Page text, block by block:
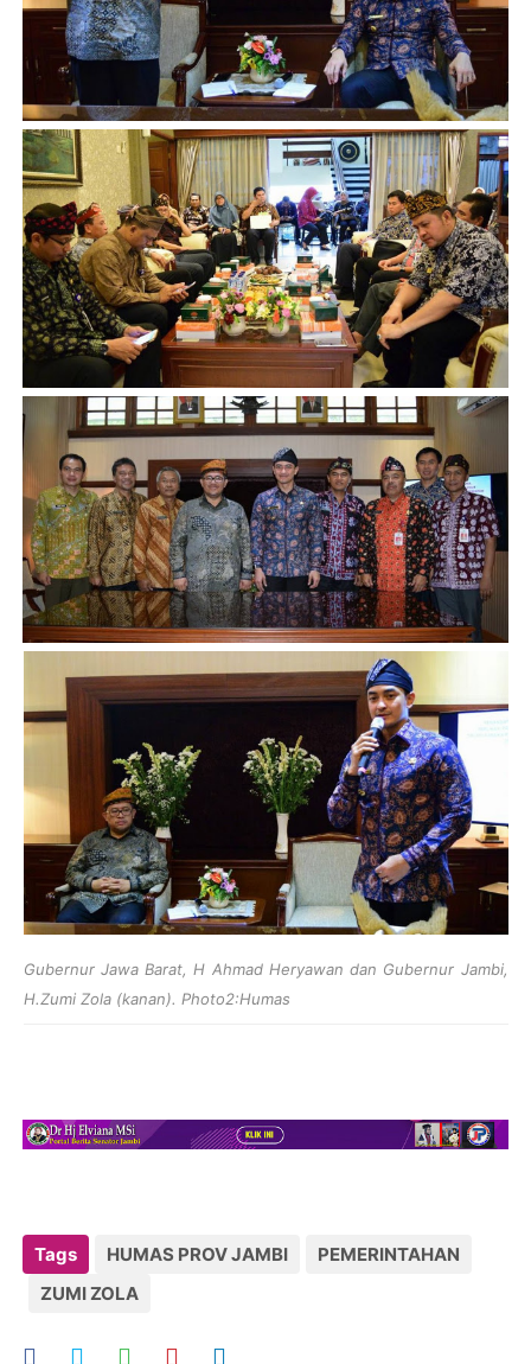
Gubernur Jawa Barat, H Ahmad Heryawan dan Gubernur Jambi,
H.Zumi Zola (kanan). Photo2:Humas
Tags HUMAS PROV JAMBI
PEMERINTAHAN
ZUMI ZOLA